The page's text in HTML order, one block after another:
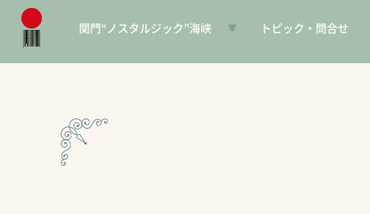
関門“ノスタルジック”海峡
日本遺産とは
トピック・問合せ
お知らせ